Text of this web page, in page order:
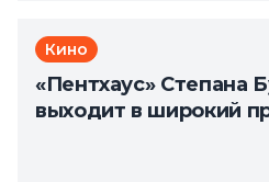
Кино
«Пентхаус» Степана
выходит в широкий